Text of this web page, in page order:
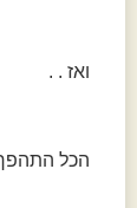
ואז . .
הכל